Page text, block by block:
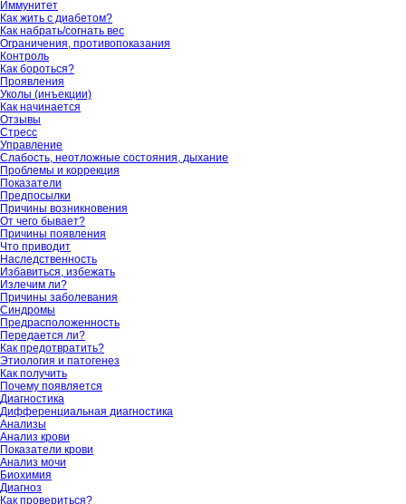
Иммунитет
Как жить с диабетом?
Как набрать/согнать вес
Ограничения, противопоказания
Контроль
Как бороться?
Проявления
Уколы (инъекции)
Как начинается
Отзывы
Стресс
Управление
Слабость, неотложные состояния, дыхание
Проблемы и коррекция
Показатели
Предпосылки
Причины возникновения
От чего бывает?
Причины появления
Что приводит
Наследственность
Избавиться, избежать
Излечим ли?
Причины заболевания
Синдромы
Предрасположенность
Передается ли?
Как предотвратить?
Этиология и патогенез
Как получить
Почему появляется
Диагностика
Дифференциальная диагностика
Анализы
Анализ крови
Показатели крови
Анализ мочи
Биохимия
Диагноз
Как провериться?